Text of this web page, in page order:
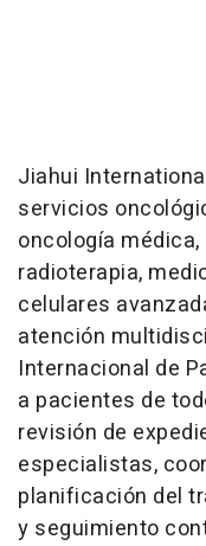
Jiahui
servicios
oncología
radioterapia,
celulares
atención
Internacional de
a pacientes de
revisión de
especialistas,
planificación del
y seguimiento